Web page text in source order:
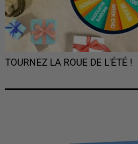
TOURNEZ LA ROUE DE L'ÉTÉ !